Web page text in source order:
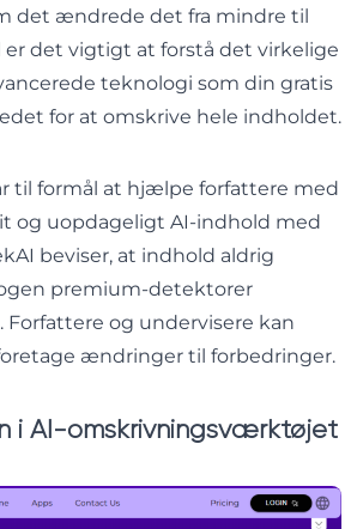
det ændrede det fra mindre til
er det vigtigt at forstå det virkelige
teknologi som din gratis
for at omskrive hele indholdet.
til formål at hjælpe forfattere med
og uopdageligt AI-indhold med
beviser, at indhold aldrig
premium-detektorer
. Forfattere og undervisere kan
ændringer til forbedringer.
i AI-omskrivningsværktøjet